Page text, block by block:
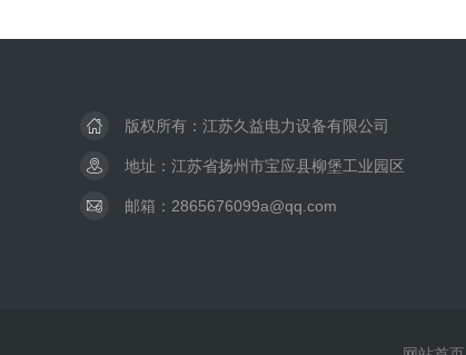
版权所有：江苏久益电力设备有限公司
地址：江苏省扬州市宝应县柳堡工业园区
邮箱：2865676099a@qq.com